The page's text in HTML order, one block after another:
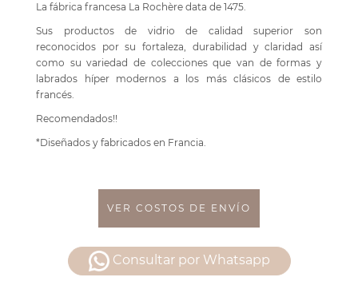
La fábrica francesa La Rochère data de 1475.
Sus productos de vidrio de calidad superior son
reconocidos por su fortaleza, durabilidad y claridad así
como su variedad de colecciones que van de formas y
labrados híper modernos a los más clásicos de estilo
francés.
Recomendados!!
*Diseñados y fabricados en Francia.
VER COSTOS DE ENVÍO
Consultar por Whatsapp